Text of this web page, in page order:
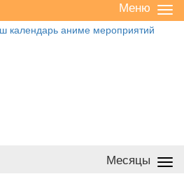
/
Меню
Месяцы